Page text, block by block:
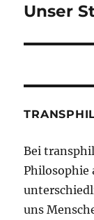
Nächster
Unser
Bei
Philosophie
uns